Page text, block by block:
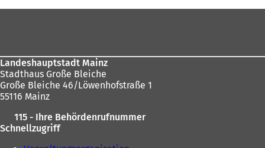
Landeshauptstadt Mainz
Stadthaus Große Bleiche
Große Bleiche 46/Löwenhofstraße 1
55116 Mainz
115 - Ihre Behördenrufnummer
Schnellzugriff